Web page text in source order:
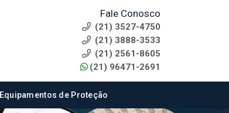
Fale Conosco
(21) 3527-4750
(21) 3888-3533
(21) 2561-8605
(21) 96471-2691
Equipamentos de Proteção